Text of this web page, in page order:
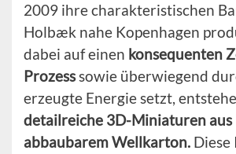
2009 ihre charakteristischen
Holbæk nahe Kopenhagen
dabei auf einen konsequenten
Prozesssowie überwiegend
erzeugte Energie setzt,
detailreiche 3D-Miniaturen aus
abbaubarem Wellkarton. Diese